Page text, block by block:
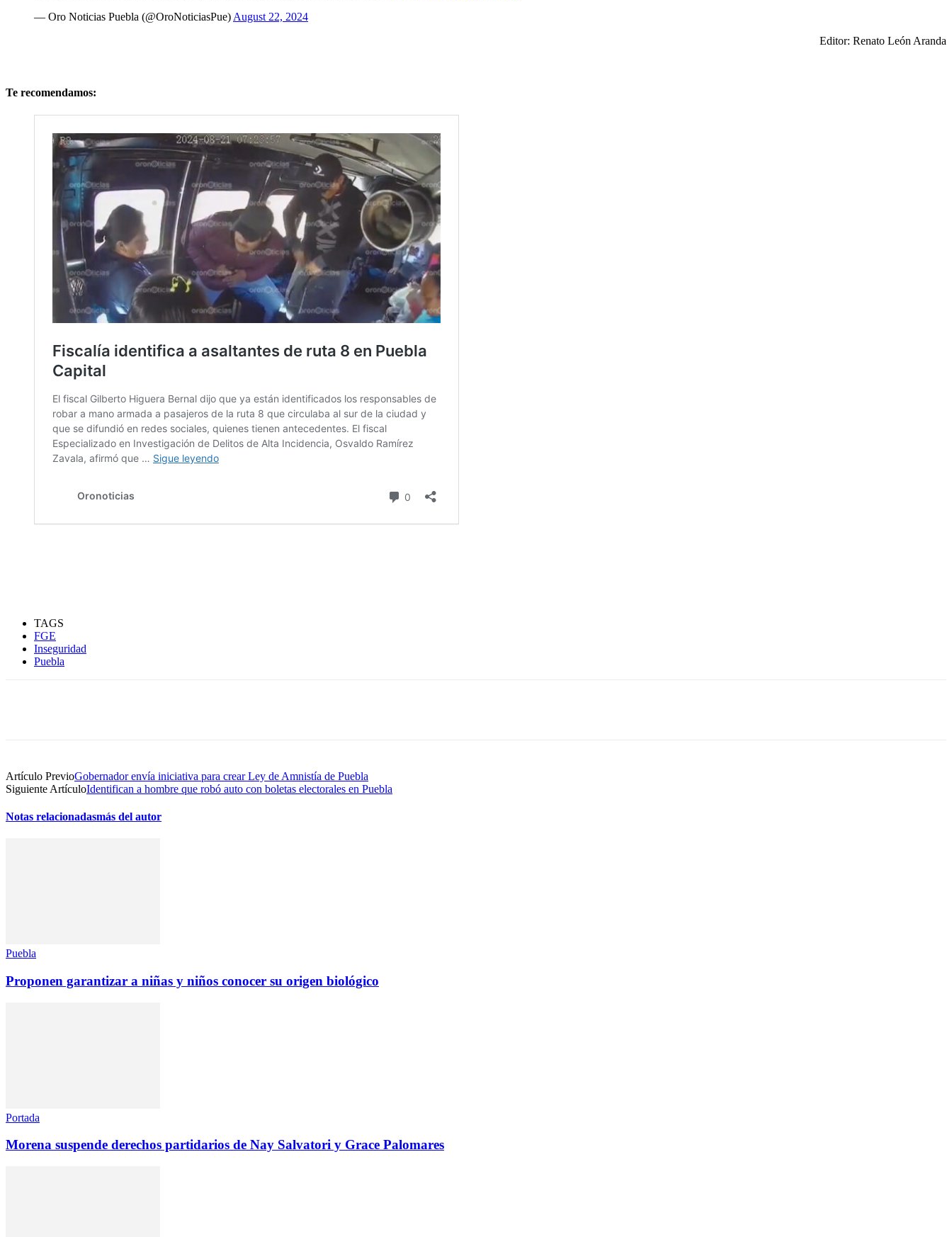
— Oro Noticias Puebla (@OroNoticiasPue) August 22, 2024
Editor: Renato León Aranda
Te recomendamos:
TAGS
FGE
Inseguridad
Puebla
Artículo PrevioGobernador envía iniciativa para crear Ley de Amnistía de Puebla
Siguiente ArtículoIdentifican a hombre que robó auto con boletas electorales en Puebla
Notas relacionadasmás del autor
Puebla
Proponen garantizar a niñas y niños conocer su origen biológico
Portada
Morena suspende derechos partidarios de Nay Salvatori y Grace Palomares